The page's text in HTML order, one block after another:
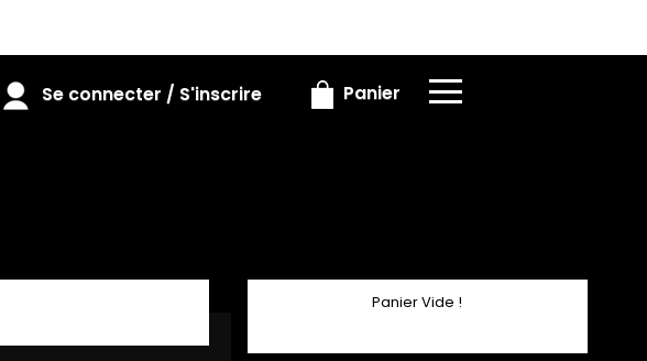
Se connecter / S'inscrire Panier
×
Panier Vide !